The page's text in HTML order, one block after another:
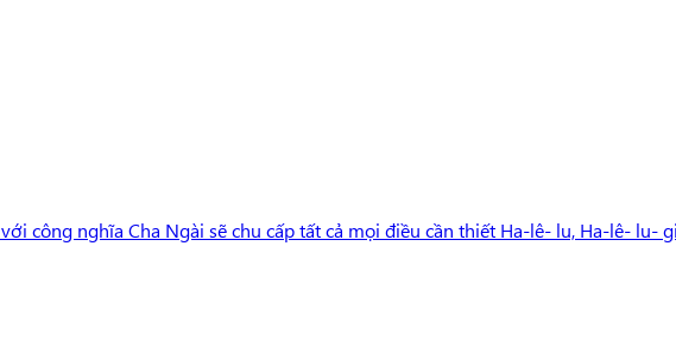
công nghĩa Cha Ngài sẽ chu cấp tất cả mọi điều cần thiết Ha-lê- lu, Ha-lê- lu-